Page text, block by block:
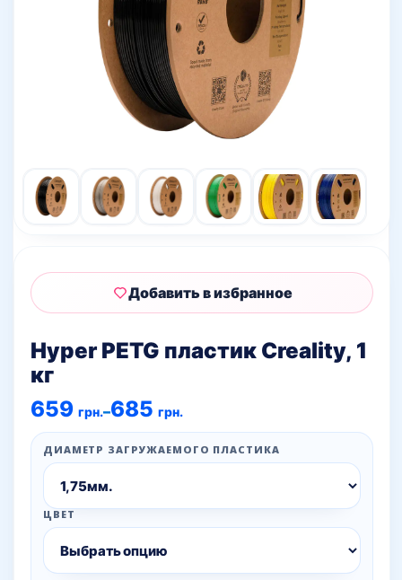
Hyper PETG пластик Creality, 1
кг
659 грн.–685 грн.
Диапазон
цен:
659 грн.
685 грн.
ДИАМЕТР ЗАГРУЖАЕМОГО ПЛАСТИКА
ЦВЕТ
Добавить в избранное